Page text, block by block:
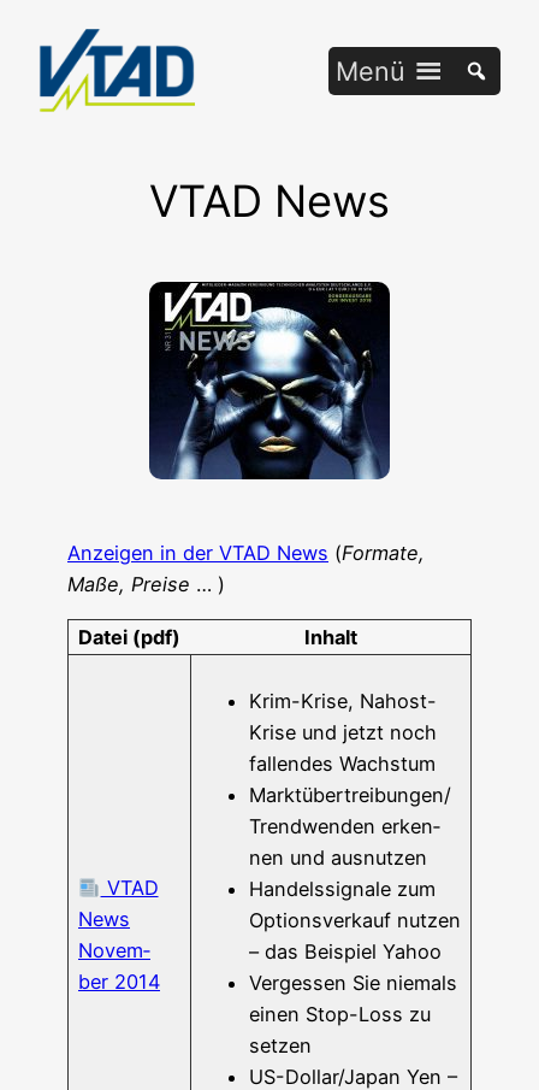
springen
Menü
VTAD News
Anzei­gen in der VTAD News (For­ma­te,
Maße, Prei­se … )
Datei (pdf) Inhalt
VTAD
News
Novem­
ber 2014
Krim-Kri­­se, Nah­ost-
Kri­­se und jetzt noch
fal­len­des Wachstum
Marktübertreibungen/
Trend­wen­den erken­
nen und ausnutzen
Han­dels­si­gna­le zum
Opti­ons­ver­kauf nut­zen
– das Bei­spiel Yahoo
Ver­ges­sen Sie nie­mals
einen Stop-Loss zu
setzen
US-Dol­lar/­­Ja­­pan Yen –